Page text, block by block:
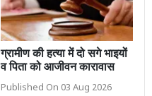
ग्रामीण की हत्या में दो सगे भाइयों
व पिता को आजीवन कारावास
Published On 03 Aug 2026